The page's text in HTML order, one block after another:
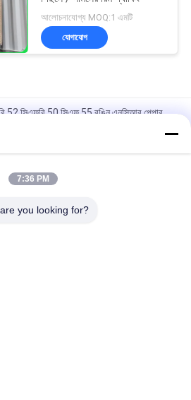
আলোচনাযোগ্য MOQ:1 এমটি
যোগাযোগ
52 সিএফবি 50 সিএফ 55 রঙিন এনসিআর পেপার
মুদ্রণ কাগজ প্রাপ্তি
রোল 48gsm 50gam 55gsm এনআরসি কার্বনলেস
7:36 PM
you looking for?